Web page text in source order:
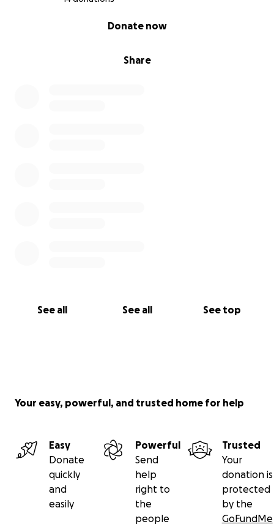
Share
Donate now
See all See all See top
Your easy, powerful, and trusted home for help
Easy
Donate
quickly
and
easily
Powerful
Send
help
right to
the
people
Trusted
Your
donation is
protected
by the
GoFundMe